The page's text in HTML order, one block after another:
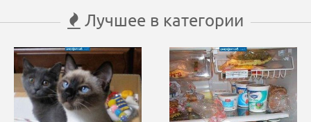
Лучшее в категории